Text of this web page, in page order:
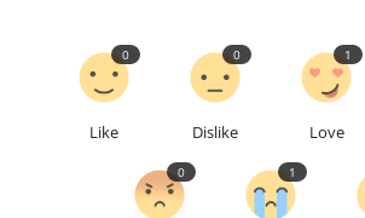
Like
0
Dislike
0
Love
1
0 1